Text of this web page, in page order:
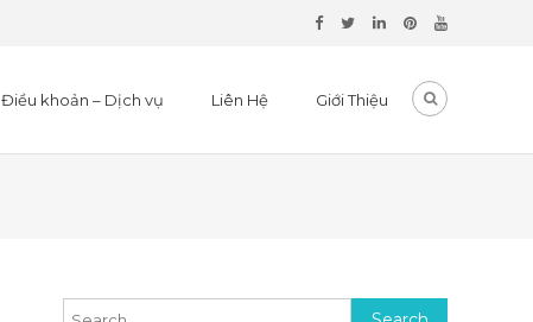
Điều khoản – Dịch vụ Liên Hệ Giới Thiệu
Search for: